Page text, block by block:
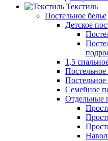
Текстиль
Постельное белье
Детское
1,5
Постельное
Постельное
Семейное
Отдельные